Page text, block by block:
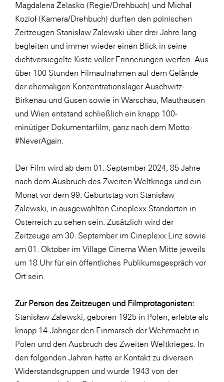
MTH Retail Group
OptimaMed
PAGRO
PHH Rechtsanwält:innen
Primark
Salesforce
sebamed
SERVICE&MORE
SKINUANCE®
Somfy
Sony DADC
SPIEGLTEC
STIHL Tirol
Trend Micro
TAG GmbH
VALETTA
Verband Druck Medien Österreich
Wirtschaftskammer Salzburg
WKS Fachgruppe Fahrzeughandel und
Magdalena Żelasko (Regie/Drehbuch) und Michał
Kozioł (Kamera/Drehbuch) durften den polnischen
Zeitzeugen Stanisław Zalewski über drei Jahre lang
begleiten und immer wieder einen Blick in seine
dichtversiegelte Kiste voller Erinnerungen werfen. Aus
über 100 Stunden Filmaufnahmen auf dem Gelände
der ehemaligen Konzentrationslager Auschwitz-
Birkenau und Gusen sowie in Warschau, Mauthausen
und Wien entstand schließlich ein knapp 100-
minütiger Dokumentarfilm, ganz nach dem Motto
#NeverAgain.
Der Film wird ab dem 01. September 2024, 85 Jahre
nach dem Ausbruch des Zweiten Weltkriegs und ein
Monat vor dem 99. Geburtstag von Stanisław
Zalewski, in ausgewählten Cineplexx Standorten in
Österreich zu sehen sein. Zusätzlich wird der
Zeitzeuge am 30. September im Cineplexx Linz sowie
am 01. Oktober im Village Cinema Wien Mitte jeweils
um 18 Uhr für ein öffentliches Publikumsgespräch vor
Ort sein.
Zur Person des Zeitzeugen und Filmprotagonisten:
Stanisław Zalewski, geboren 1925 in Polen, erlebte als
knapp 14-Jähriger den Einmarsch der Wehrmacht in
Polen und den Ausbruch des Zweiten Weltkrieges. In
den folgenden Jahren hatte er Kontakt zu diversen
Widerstandsgruppen und wurde 1943 von der